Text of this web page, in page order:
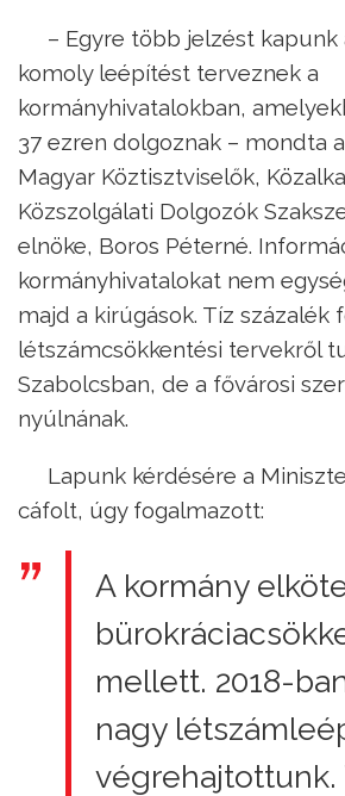
– Egyre több jelzést kapunk
komoly leépítést terveznek a
kormányhivatalokban,
37 ezren dolgoznak – mondta
Magyar Köztisztviselők,
Közszolgálati Dolgozók
elnöke, Boros Péterné.
kormányhivatalokat nem
majd a kirúgások. Tíz százalék
létszámcsökkentési tervekről
Szabolcsban, de a fővárosi
nyúlnának.
Lapunk kérdésére a
cáfolt, úgy fogalmazott:
A kormány
mellett. 2018-
nagy
végrehajtottunk.